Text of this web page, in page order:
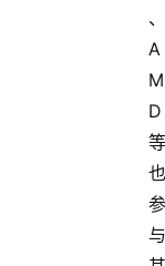
、
A
M
D
等
也
参
与